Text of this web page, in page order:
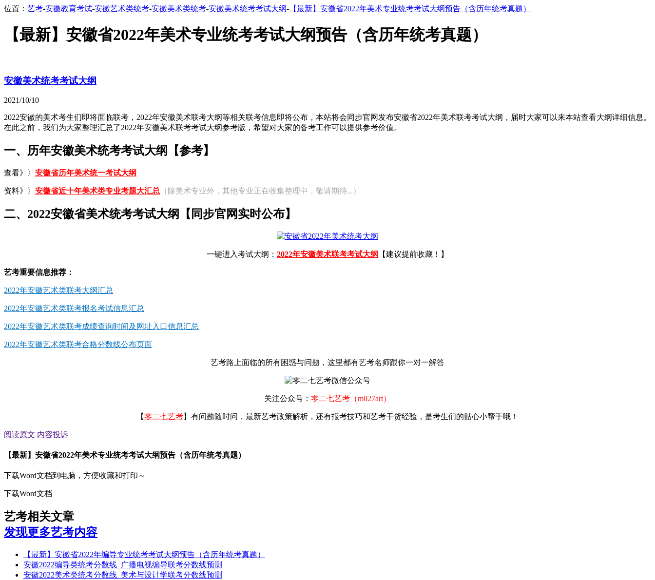
位置： 艺考-安徽教育考试-安徽艺术类统考-安徽美术类统考-安徽美术统考考试大纲- 【最新】安徽省2022年美术专业统考考试大纲预告（含历年统考真题）
【最新】安徽省2022年美术专业统考考试大纲预告（含历年统考真题）
安徽美术统考考试大纲
2021/10/10
2022安徽的美术考生们即将面临联考，2022年安徽美术联考大纲等相关联考信息即将公布，本站将会同步官网发布安徽省2022年美术联考考试大纲，届时大家可以来本站查看大纲详细信息。
在此之前，我们为大家整理汇总了2022年安徽美术联考考试大纲参考版，希望对大家的备考工作可以提供参考价值。
一、历年安徽美术统考考试大纲【参考】
查看》〉 安徽省历年美术统一考试大纲
资料》〉 安徽省近十年美术类专业考题大汇总 （除美术专业外，其他专业正在收集整理中，敬请期待...）
二、2022安徽省美术统考考试大纲【同步官网实时公布】
一键进入考试大纲： 2022年安徽美术联考考试大纲 【建议提前收藏！】
艺考重要信息推荐：
2022年安徽艺术类联考大纲汇总
2022年安徽艺术类联考报名考试信息汇总
2022年安徽艺术类联考成绩查询时间及网址入口信息汇总
2022年安徽艺术类联考合格分数线公布页面
艺考路上面临的所有困惑与问题，这里都有艺考名师跟你一对一解答
关注公众号： 零二七艺考（m027art）
【零二七艺考】有问题随时问，最新艺考政策解析，还有报考技巧和艺考干货经验，是考生们的贴心小帮手哦！
阅读原文 内容投诉
【最新】安徽省2022年美术专业统考考试大纲预告（含历年统考真题）
下载Word文档到电脑，方便收藏和打印～
下载Word文档
艺考相关文章
发现更多艺考内容
【最新】安徽省2022年编导专业统考考试大纲预告（含历年统考真题）
安徽2022编导类统考分数线_广播电视编导联考分数线预测
安徽2022美术类统考分数线_美术与设计学联考分数线预测